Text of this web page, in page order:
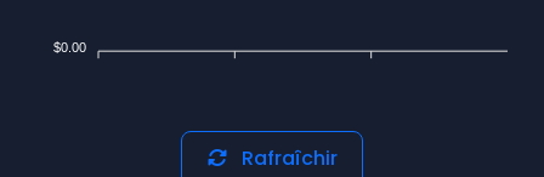
$0.00
Rafraîchir